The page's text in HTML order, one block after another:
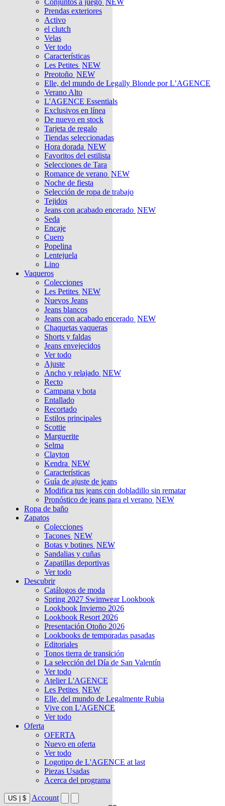
Conjuntos a juego NEW
Prendas exteriores
Activo
el clutch
Velas
Ver todo
Características
Les Petites NEW
Preotoño NEW
Elle, del mundo de Legally Blonde por L’AGENCE
Verano Alto
L'AGENCE Essentials
Exclusivos en línea
De nuevo en stock
Tarjeta de regalo
Tiendas seleccionadas
Hora dorada NEW
Favoritos del estilista
Selecciones de Tara
Romance de verano NEW
Noche de fiesta
Selección de ropa de trabajo
Tejidos
Jeans con acabado encerado NEW
Seda
Encaje
Cuero
Popelina
Lentejuela
Lino
Vaqueros
Colecciones
Les Petites NEW
Nuevos Jeans
Jeans blancos
Jeans con acabado encerado NEW
Chaquetas vaqueras
Shorts y faldas
Jeans envejecidos
Ver todo
Ajuste
Ancho y relajado NEW
Recto
Campana y bota
Entallado
Recortado
Estilos principales
Scottie
Marguerite
Selma
Clayton
Kendra NEW
Características
Guía de ajuste de jeans
Modifica tus jeans con dobladillo sin rematar
Pronóstico de jeans para el verano NEW
Ropa de baño
Zapatos
Colecciones
Tacones NEW
Botas y botines NEW
Sandalias y cuñas
Zapatillas deportivas
Ver todo
Descubrir
Catálogos de moda
Spring 2027 Swimwear Lookbook
Lookbook Invierno 2026
Lookbook Resort 2026
Presentación Otoño 2026
Lookbooks de temporadas pasadas
Editoriales
Tonos tierra de transición
La selección del Día de San Valentín
Ver todo
Atelier L'AGENCE
Les Petites NEW
Elle, del mundo de Legalmente Rubia
Vive con L'AGENCE
Ver todo
Oferta
OFERTA
Nuevo en oferta
Ver todo
Logotipo de L'AGENCE at last
Piezas Usadas
Acerca del programa
US $ Account